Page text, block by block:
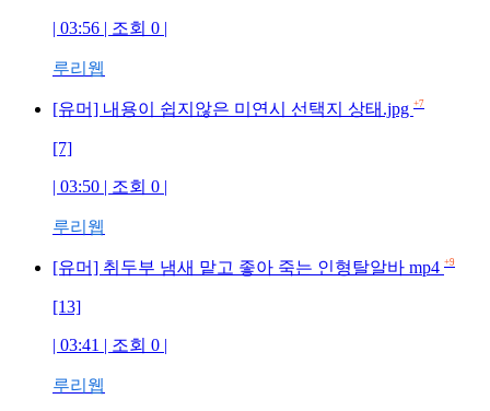
| 03:56 | 조회 0 |
루리웹
[유머] 내용이 쉽지않은 미연시 선택지 상태.jpg +7
[7]
| 03:50 | 조회 0 |
루리웹
[유머] 취두부 냄새 맡고 좋아 죽는 인형탈알바 mp4 +9
[13]
| 03:41 | 조회 0 |
루리웹